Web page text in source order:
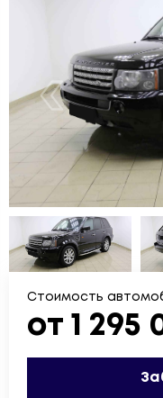
Стоимость
от 1 295